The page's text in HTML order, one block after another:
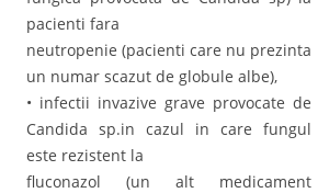
pacienti fara
neutropenie (pacienti care nu prezinta
un numar scazut de globule albe),
• infectii invazive grave provocate de
Candida sp.in cazul in care fungul
este rezistent la
fluconazol (un alt medicament